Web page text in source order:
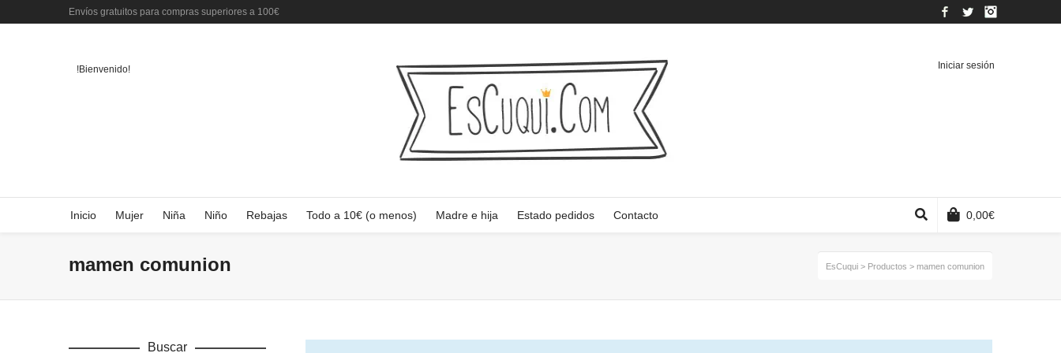
Envíos gratuitos para compras superiores a 100€ Facebook
Twitter
!Bienvenido! Iniciar sesión
Inicio Mujer Niña Niño Rebajas Todo a 10€ (o menos) Madre e hija Estado pedidos Contacto 0,00€
mamen comunion EsCuqui > Productos > mamen comunion
Buscar